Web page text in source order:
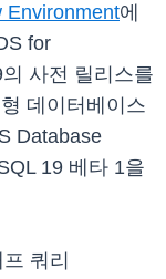
Environment에
for
사전 릴리스를
데이터베이스
Database
19 베타 1을
쿼리